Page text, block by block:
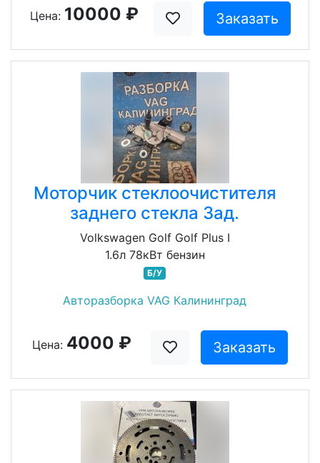
Цена: 10000 ₽ Заказать
Моторчик стеклоочистителя
заднего стекла Зад.
Volkswagen Golf Golf Plus I
1.6л 78кВт бензин
Б/У
Авторазборка VAG Калининград
Цена: 4000 ₽ Заказать